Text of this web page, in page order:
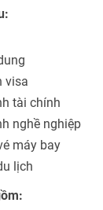
visa
tài chính
nghề nghiệp
máy bay
lịch